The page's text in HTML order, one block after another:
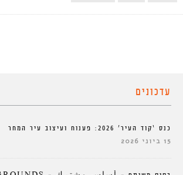
עדכונים
כנס ‘קוד העיר’ 2026: פענוח ועיצוב עיר המחר
15 ביוני 2026